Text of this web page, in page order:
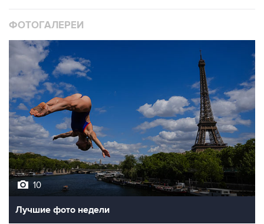
ФОТОГАЛЕРЕИ
10
Лучшие фото недели